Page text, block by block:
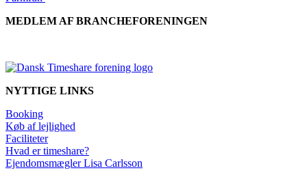
MEDLEM AF BRANCHEFORENINGEN
NYTTIGE LINKS
Booking
Køb af lejlighed
Faciliteter
Hvad er timeshare?
Ejendomsmægler Lisa Carlsson